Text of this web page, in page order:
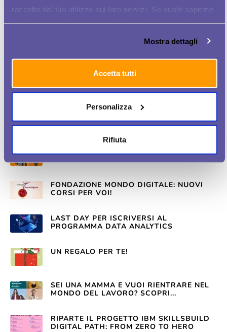
raccolto dal tuo utilizzo sui loro servizi. Se vuole saperne
sul tasto "Accetta tutti". Se non vuole i cookie di
profilazione può negare il consenso sul tasto "Rifiuta".
Mostra dettagli
Accetta tutti
Personalizza
Rifiuta
BUSINESS
IN AZIENDA
STA ARRIVANDO WOMEN PLUS!
13.000 VOLTE GRAZIE
SERENISSIMA RISTORAZIONE:
OPPORTUNITÀ PER VOI
FONDAZIONE MONDO DIGITALE: NUOVI
CORSI PER VOI!
LAST DAY PER ISCRIVERSI AL
PROGRAMMA DATA ANALYTICS
UN REGALO PER TE!
SEI UNA MAMMA E VUOI RIENTRARE NEL
MONDO DEL LAVORO? SCOPRI...
RIPARTE IL PROGETTO IBM SKILLSBUILD
DIGITAL PATH: FROM ZERO TO HERO